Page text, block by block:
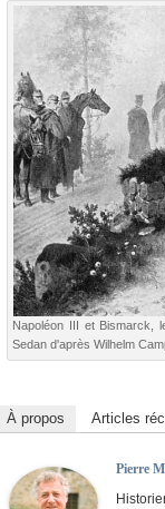
Napoléon III et Bismarck,
Sedan d'après Wilhelm
À propos Articles
Pierre